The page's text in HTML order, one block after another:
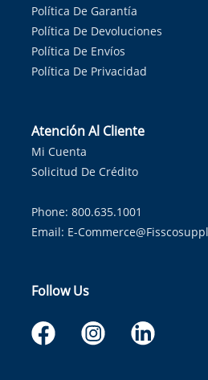
Política De Garantía
Política De Devoluciones
Política De Envíos
Política De Privacidad
Atención Al Cliente
Mi Cuenta
Solicitud De Crédito
Phone: 800.635.1001
Email: E-
Follow Us